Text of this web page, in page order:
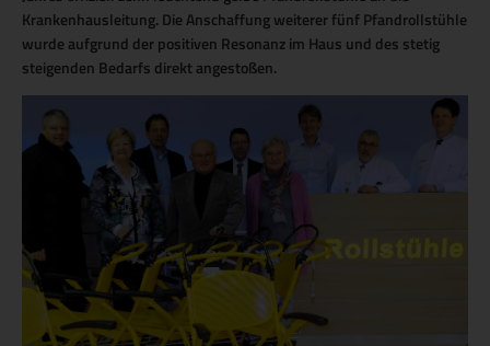
Krankenhausleitung. Die Anschaffung weiterer fünf Pfandrollstühle
wurde aufgrund der positiven Resonanz im Haus und des stetig
steigenden Bedarfs direkt angestoßen.